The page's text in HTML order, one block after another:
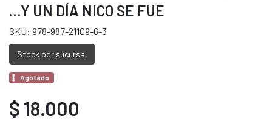
…Y UN DÍA NICO SE FUE
SKU: 978-987-21109-6-3
Stock por sucursal
Agotado.
$ 18.000